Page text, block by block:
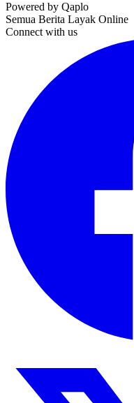
Powered by Qaplo
Semua Berita Layak Online
Connect with us